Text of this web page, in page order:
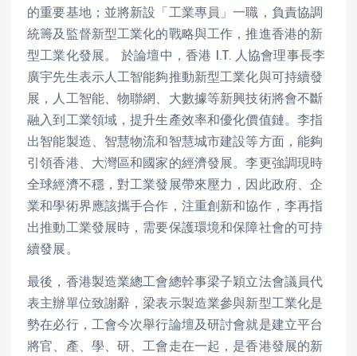
的重要基地；並將新設「工業專員」一職，負責協調
統籌及監督新型工業化的戰略與工作，推進香港的新
型工業化發展。 於論壇中，香港 I.T. 人協會理事長李
廣宇先生表示人工智能夠推動新型工業化與可持續發
展，人工智能、物聯網、大數據等新興技術將會不斷
融入到工業領域，提升生產效率和優化價值鏈。李指
出智能製造、智慧物流和智慧城市建設等方面，能夠
引領香港、大灣區和國家的經濟發展。李更強調現時
全球經濟不穩，對工業發展帶來壓力，因此政府、企
業和學術界應該攜手合作，注重創新和協作，李再指
出推動工業發展時，需要保護環境和保障社會的可持
續發展。
最後，香港製造業總工會總幹事梁子穎立法會議員代
表主辦單位致謝辭，梁表示製造業參與新型工業化是
勢在必行，工會今次舉行論壇及研討會就是建立平台
將官、產、學、研、工會走在一起，是香港發展的新